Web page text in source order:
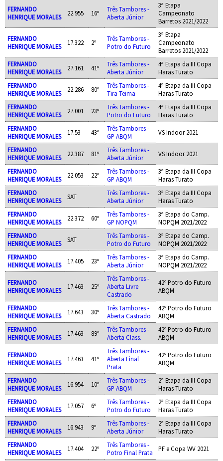
FERNANDO
HENRIQUE MORALES
22.955 16º
Três Tambores -
Aberta Júnior
3ª Etapa
Campeonato
Barretos 2021/2022
FERNANDO
HENRIQUE MORALES
17.322 2º
Três Tambores -
Potro do Futuro
3ª Etapa
Campeonato
Barretos 2021/2022
FERNANDO
HENRIQUE MORALES
27.161 41º
Três Tambores -
Aberta Júnior
4ª Etapa da III Copa
Haras Turato
FERNANDO
HENRIQUE MORALES
22.286 80º
Três Tambores -
Tira Teima
4ª Etapa da III Copa
Haras Turato
FERNANDO
HENRIQUE MORALES
27.001 23º
Três Tambores -
Potro do Futuro
4ª Etapa da III Copa
Haras Turato
FERNANDO
HENRIQUE MORALES
17.53 43º
Três Tambores -
GP ABQM
VS Indoor 2021
FERNANDO
HENRIQUE MORALES
22.387 81º
Três Tambores -
Aberta Júnior
VS Indoor 2021
FERNANDO
HENRIQUE MORALES
22.053 22º
Três Tambores -
GP ABQM
3ª Etapa da III Copa
Haras Turato
FERNANDO
HENRIQUE MORALES
SAT
Três Tambores -
Aberta Júnior
3ª Etapa da III Copa
Haras Turato
FERNANDO
HENRIQUE MORALES
22.372 60º
Três Tambores -
GP NOPQM
3ª Etapa do Camp.
NOPQM 2021/2022
FERNANDO
HENRIQUE MORALES
SAT
Três Tambores -
Potro do Futuro
3ª Etapa do Camp.
NOPQM 2021/2022
FERNANDO
HENRIQUE MORALES
17.405 23º
Três Tambores -
Aberta Júnior
3ª Etapa do Camp.
NOPQM 2021/2022
FERNANDO
HENRIQUE MORALES
17.463 25º
Três Tambores -
Aberta Livre
Castrado
42º Potro do Futuro
ABQM
FERNANDO
HENRIQUE MORALES
17.643 30º
Três Tambores -
Aberta Castrado
42º Potro do Futuro
ABQM
FERNANDO
HENRIQUE MORALES
17.463 89º
Três Tambores -
Aberta Class.
42º Potro do Futuro
ABQM
FERNANDO
HENRIQUE MORALES
17.463 41º
Três Tambores -
Aberta Final
Prata
42º Potro do Futuro
ABQM
FERNANDO
HENRIQUE MORALES
16.954 10º
Três Tambores -
GP ABQM
2ª Etapa da III Copa
Haras Turato
FERNANDO
HENRIQUE MORALES
17.057 6º
Três Tambores -
Potro do Futuro
2ª Etapa da III Copa
Haras Turato
FERNANDO
HENRIQUE MORALES
16.943 9º
Três Tambores -
Aberta Júnior
2ª Etapa da III Copa
Haras Turato
FERNANDO
HENRIQUE MORALES
17.404 22º
Três Tambores -
Potro Final Prata
PF e Copa WV 2021